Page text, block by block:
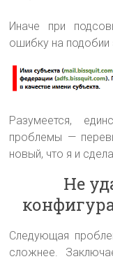
Иначе при
ошибку на подобии
Разумеется,
проблемы —
новый, что я и
Не
Следующая
сложнее.